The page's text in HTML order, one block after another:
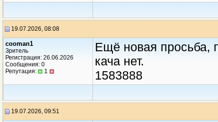
19.07.2026, 08:08
cooman1
Зритель
Регистрация: 26.06.2026
Сообщения: 0
Репутация:
1
Ещё новая просьба,
кача нет.
1583888
19.07.2026, 09:51